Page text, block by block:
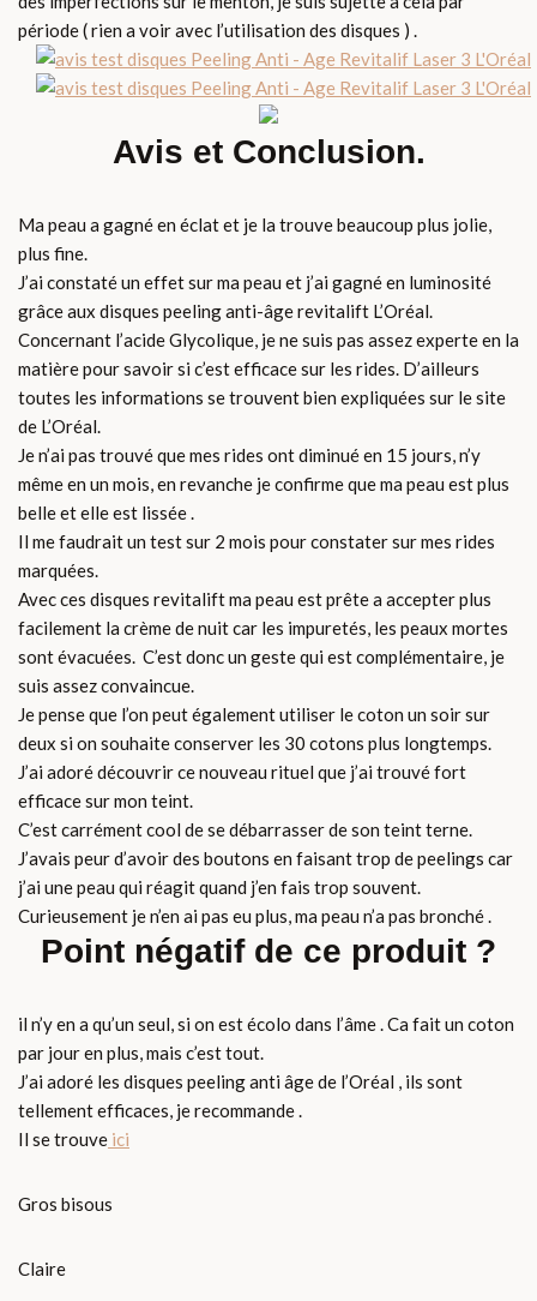
période ( rien a voir avec l’utilisation des disques ) .
Avis et Conclusion.
Ma peau a gagné en éclat et je la trouve beaucoup plus jolie,
plus fine.
J’ai constaté un effet sur ma peau et j’ai gagné en luminosité
grâce aux disques peeling anti-âge revitalift L’Oréal.
Concernant l’acide Glycolique, je ne suis pas assez experte en la
matière pour savoir si c’est efficace sur les rides. D’ailleurs
toutes les informations se trouvent bien expliquées sur le site
de L’Oréal.
Je n’ai pas trouvé que mes rides ont diminué en 15 jours, n’y
même en un mois, en revanche je confirme que ma peau est plus
belle et elle est lissée .
Il me faudrait un test sur 2 mois pour constater sur mes rides
marquées.
Avec ces disques revitalift ma peau est prête a accepter plus
facilement la crème de nuit car les impuretés, les peaux mortes
sont évacuées. C’est donc un geste qui est complémentaire, je
suis assez convaincue.
Je pense que l’on peut également utiliser le coton un soir sur
deux si on souhaite conserver les 30 cotons plus longtemps.
J’ai adoré découvrir ce nouveau rituel que j’ai trouvé fort
efficace sur mon teint.
C’est carrément cool de se débarrasser de son teint terne.
J’avais peur d’avoir des boutons en faisant trop de peelings car
j’ai une peau qui réagit quand j’en fais trop souvent.
Curieusement je n’en ai pas eu plus, ma peau n’a pas bronché .
Point négatif de ce produit ?
il n’y en a qu’un seul, si on est écolo dans l’âme . Ca fait un coton
par jour en plus, mais c’est tout.
J’ai adoré les disques peeling anti âge de l’Oréal , ils sont
tellement efficaces, je recommande .
Il se trouve ici
Gros bisous
Claire